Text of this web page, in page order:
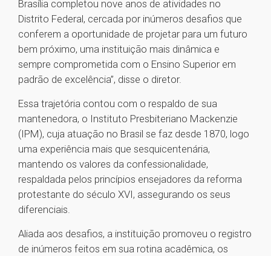
Brasília completou nove anos de atividades no
Distrito Federal, cercada por inúmeros desafios que
conferem a oportunidade de projetar para um futuro
bem próximo, uma instituição mais dinâmica e
sempre comprometida com o Ensino Superior em
padrão de excelência”, disse o diretor.
Essa trajetória contou com o respaldo de sua
mantenedora, o Instituto Presbiteriano Mackenzie
(IPM), cuja atuação no Brasil se faz desde 1870, logo
uma experiência mais que sesquicentenária,
mantendo os valores da confessionalidade,
respaldada pelos princípios ensejadores da reforma
protestante do século XVI, assegurando os seus
diferenciais.
Aliada aos desafios, a instituição promoveu o registro
de inúmeros feitos em sua rotina acadêmica, os